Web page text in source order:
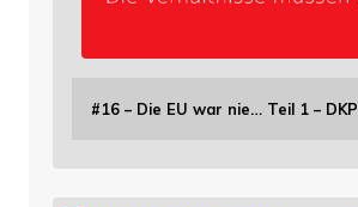
#16 – Die EU war nie… Teil 1 – DKP